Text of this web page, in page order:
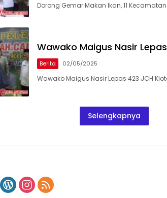
Dorong Gemar Makan Ikan, 11
Wawako Maigus Nasir
Berita 02/05/2025
Wawako Maigus Nasir Lepas 423 JCH
Selengkapnya